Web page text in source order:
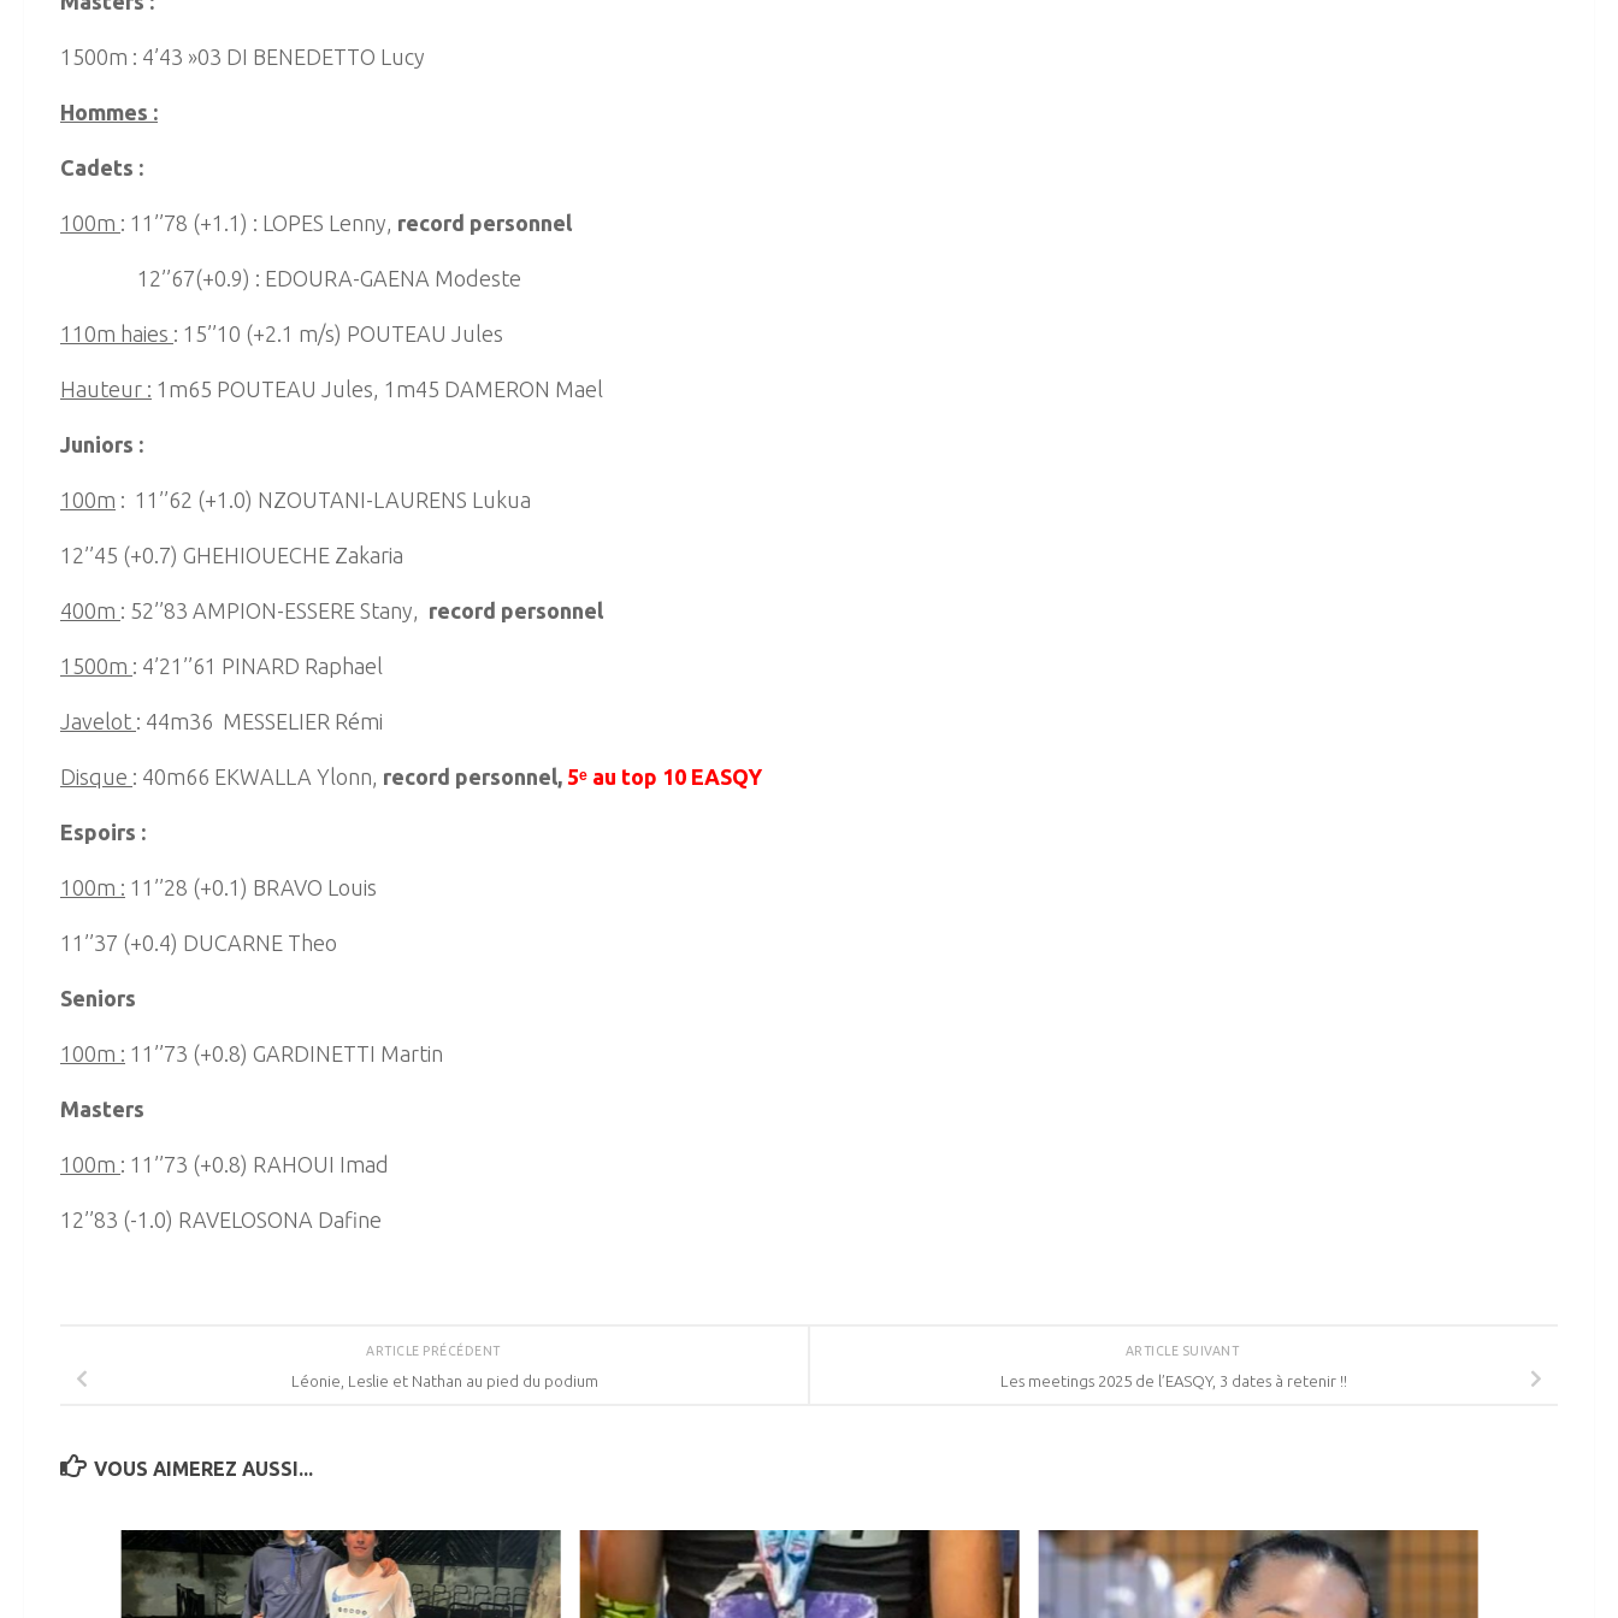
1500m : 4’43 »03 DI BENEDETTO Lucy
Hommes :
Cadets :
100m : 11’’78 (+1.1) : LOPES Lenny, record personnel
12’’67(+0.9) : EDOURA-GAENA Modeste
110m haies : 15’’10 (+2.1 m/s) POUTEAU Jules
Hauteur : 1m65 POUTEAU Jules, 1m45 DAMERON Mael
Juniors :
100m : 11’’62 (+1.0) NZOUTANI-LAURENS Lukua
12’’45 (+0.7) GHEHIOUECHE Zakaria
400m : 52’’83 AMPION-ESSERE Stany, record personnel
1500m : 4’21’’61 PINARD Raphael
Javelot : 44m36 MESSELIER Rémi
Disque : 40m66 EKWALLA Ylonn, record personnel, 5ᵉ au top 10 EASQY
Espoirs :
100m : 11’’28 (+0.1) BRAVO Louis
11’’37 (+0.4) DUCARNE Theo
Seniors
100m : 11’’73 (+0.8) GARDINETTI Martin
Masters
100m : 11’’73 (+0.8) RAHOUI Imad
12’’83 (-1.0) RAVELOSONA Dafine
ARTICLE SUIVANT
Les meetings 2025 de l’EASQY, 3 dates à retenir !!
ARTICLE PRÉCÉDENT
Léonie, Leslie et Nathan au pied du podium
VOUS AIMEREZ AUSSI...